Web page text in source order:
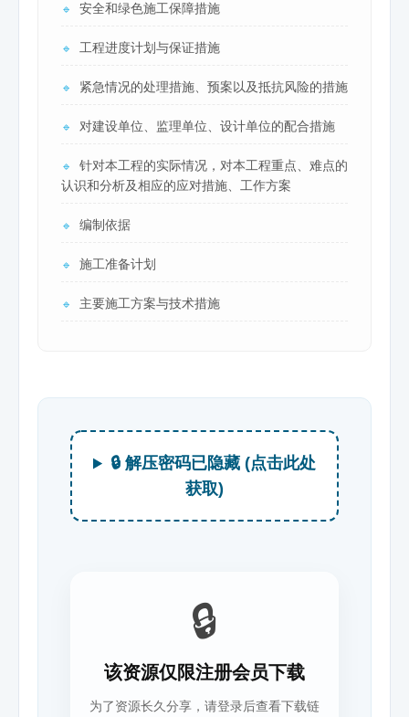
🔹 安全和绿色施工保障措施
🔹 工程进度计划与保证措施
🔹 紧急情况的处理措施、预案以及抵抗风险的措施
🔹 对建设单位、监理单位、设计单位的配合措施
🔹
针对本工程的实际情况，对本工程重点、难点的
认识和分析及相应的应对措施、工作方案
🔹 编制依据
🔹 施工准备计划
🔹 主要施工方案与技术措施
🔒 解压密码已隐藏 (点击此处
获取)
🔒
该资源仅限注册会员下载
为了资源长久分享，请登录后查看下载链